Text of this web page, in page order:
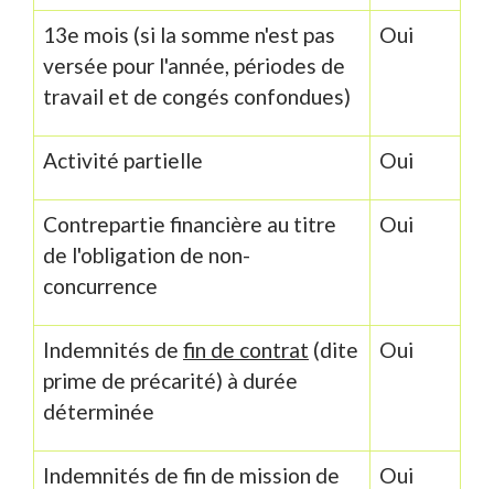
13e mois (si la somme n'est pas
versée pour l'année, périodes de
travail et de congés confondues)
Oui
Activité partielle Oui
Contrepartie financière au titre
de l'obligation de non-
concurrence
Oui
Indemnités de fin de contrat (dite
prime de précarité) à durée
déterminée
Oui
Indemnités de fin de mission de
Oui